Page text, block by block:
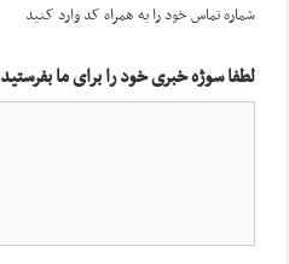
شماره تماس خود را به همراه کد وارد کنید
لطفا سوژه خبری خود را برای ما بفرستید